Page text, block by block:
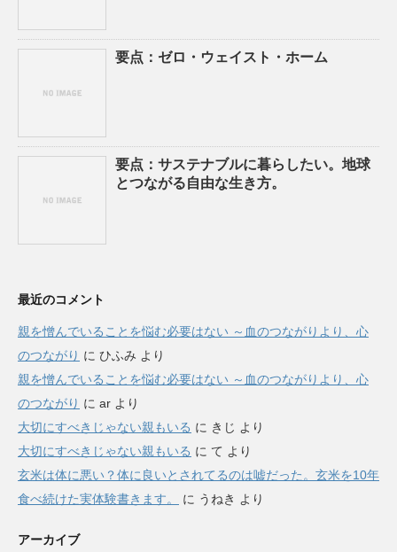
要点：ゼロ・ウェイスト・ホーム
要点：サステナブルに暮らしたい。地球
とつながる自由な生き方。
最近のコメント
親を憎んでいることを悩む必要はない ～血のつながりより、心
のつながり に ひふみ より
親を憎んでいることを悩む必要はない ～血のつながりより、心
のつながり に ar より
大切にすべきじゃない親もいる に きじ より
大切にすべきじゃない親もいる に て より
玄米は体に悪い？体に良いとされてるのは嘘だった。玄米を10年
食べ続けた実体験書きます。
に うねき より
アーカイブ